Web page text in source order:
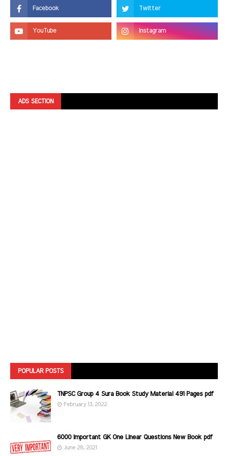
ADS SECTION
POPULAR POSTS
TNPSC Group 4 Sura Book Study Material 491 Pages pdf
February 13, 2022
6000 Important GK One Linear Questions New Book pdf
June 28, 2021